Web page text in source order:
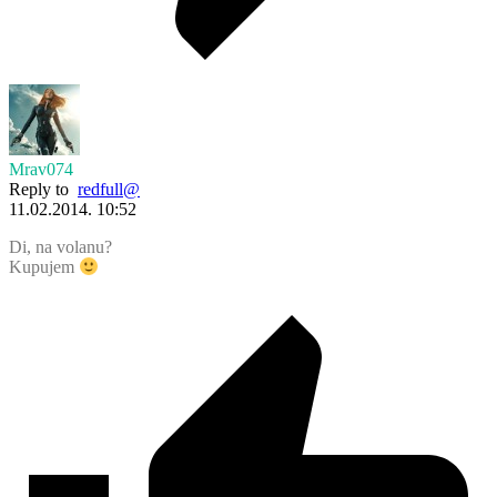
Mrav074
Reply to redfull@
11.02.2014. 10:52
Di, na volanu?
Kupujem